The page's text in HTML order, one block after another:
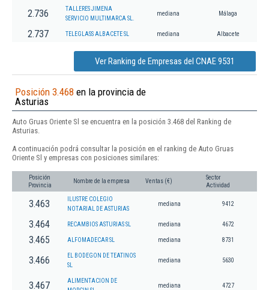
2.736
TALLERES JIMENA
SERVICIO MULTIMARCA SL.
mediana Málaga
2.737 TELEGLASS ALBACETE SL mediana Albacete
Ver Ranking de Empresas del CNAE 9531
Posición 3.468 en la provincia de
Asturias
Auto Gruas Oriente Sl se encuentra en la posición 3.468 del Ranking de
Asturias.
A continuación podrá consultar la posición en el ranking de Auto Gruas
Oriente Sl y empresas con posiciones similares:
Posición
Provincia
Nombre de la empresa Ventas (€)
Sector
Actividad
3.463
ILUSTRE COLEGIO
NOTARIAL DE ASTURIAS
mediana 9412
3.464 RECAMBIOS ASTURIAS SL mediana 4672
3.465 ALFOMADECAR SL mediana 8731
3.466
EL BODEGON DE TEATINOS
SL
mediana 5630
3.467
ALIMENTACION DE
mediana 4727